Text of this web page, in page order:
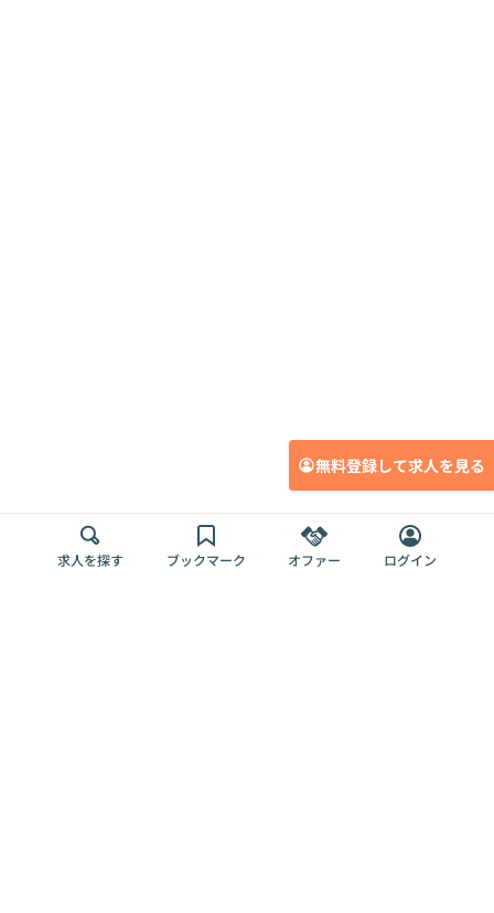
無料登録して求人を見る
求人を探す ブックマーク オファー ログイン